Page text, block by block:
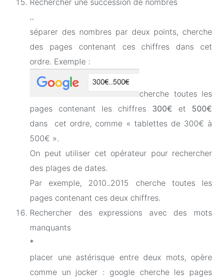
Rechercher une succession de nombres
..
séparer des nombres par deux points, cherche
des pages contenant ces chiffres dans cet
ordre. Exemple :
cherche toutes les
pages contenant les chiffres 300€ et 500€
dans cet ordre, comme « tablettes de 300€ à
500€ ».
On peut utiliser cet opérateur pour rechercher
des plages de dates.
Par exemple, 2010..2015 cherche toutes les
pages contenant ces deux chiffres.
Rechercher des expressions avec des mots
manquants
*
placer une astérisque entre deux mots, opère
comme un jocker : google cherche les pages